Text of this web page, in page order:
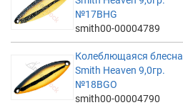
№17BHG
smith00-00004789
Колеблющаяся блесна
Smith Heaven 9,0гр.
№18BGO
smith00-00004790